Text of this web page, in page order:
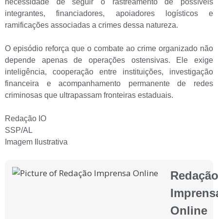
necessidade de seguir o rastreamento de possíveis
integrantes, financiadores, apoiadores logísticos e
ramificações associadas a crimes dessa natureza.
O episódio reforça que o combate ao crime organizado não
depende apenas de operações ostensivas. Ele exige
inteligência, cooperação entre instituições, investigação
financeira e acompanhamento permanente de redes
criminosas que ultrapassam fronteiras estaduais.
Redação IO
SSP/AL
Imagem Ilustrativa
Redação
Online